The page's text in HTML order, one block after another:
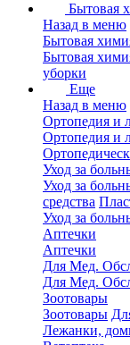
Бытовая
Назад в меню
Бытовая
Бытовая
уборки
Еще
Назад в меню
Ортопедия и
Ортопедия и
Уход за
Уход за
средства
Уход за
Аптечки
Аптечки
Для Мед.
Для Мед.
Зоотовары
Зоотовары
Лежанки,